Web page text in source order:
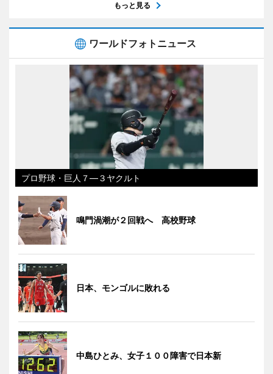
もっと見る
ワールドフォトニュース
プロ野球・巨人７―３ヤクルト
鳴門渦潮が２回戦へ 高校野球
日本、モンゴルに敗れる
中島ひとみ、女子１００障害で日本新